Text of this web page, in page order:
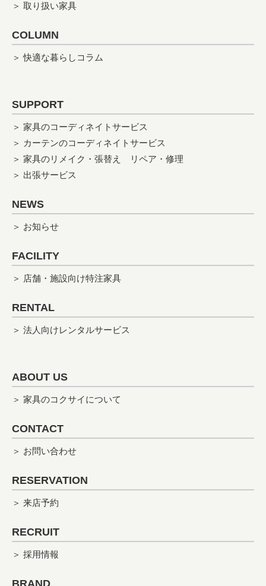
＞ 取り扱い家具
COLUMN
＞ 快適な暮らしコラム
SUPPORT
＞ 家具のコーディネイトサービス
＞ カーテンのコーディネイトサービス
＞ 家具のリメイク・張替え
リペア・修理
＞ 出張サービス
NEWS
＞ お知らせ
FACILITY
＞ 店舗・施設向け特注家具
RENTAL
＞ 法人向けレンタルサービス
ABOUT US
＞ 家具のコクサイについて
CONTACT
＞ お問い合わせ
RESERVATION
＞ 来店予約
RECRUIT
＞ 採用情報